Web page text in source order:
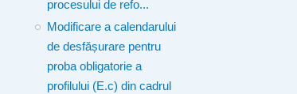
procesului de refo...
Modificare a calendarului
de desfășurare pentru
proba obligatorie a
profilului (E.c) din cadrul